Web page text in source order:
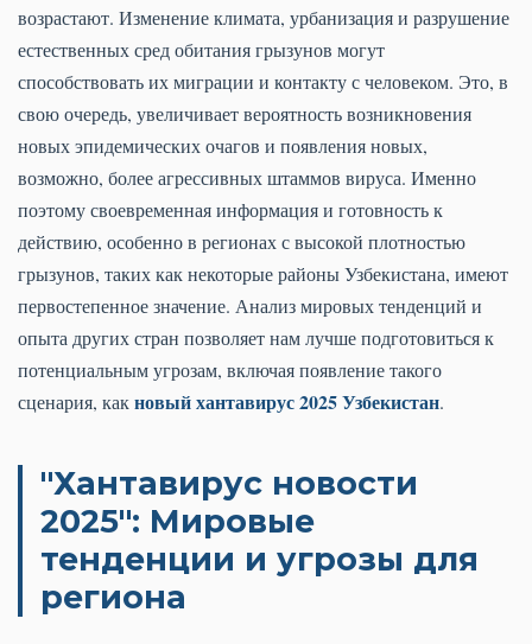
возрастают. Изменение климата, урбанизация и разрушение
естественных сред обитания грызунов могут
способствовать их миграции и контакту с человеком. Это, в
свою очередь, увеличивает вероятность возникновения
новых эпидемических очагов и появления новых,
возможно, более агрессивных штаммов вируса. Именно
поэтому своевременная информация и готовность к
действию, особенно в регионах с высокой плотностью
грызунов, таких как некоторые районы Узбекистана, имеют
первостепенное значение. Анализ мировых тенденций и
опыта других стран позволяет нам лучше подготовиться к
потенциальным угрозам, включая появление такого
сценария, какновый хантавирус 2025 Узбекистан.
"Хантавирус новости
2025": Мировые
тенденции и угрозы для
региона